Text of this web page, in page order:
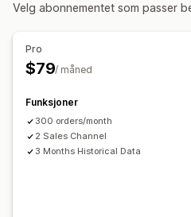
Lageroppdateringer
Automatisk synkronisering av data
Transaksjoner
Utbetalinger
Lagerbeholdning og produkt
Synkronisering av
Planlagt
Automatiserte varsler
Varsler om lav lagerbeholdning
Sanntidssynkronisering
Velg abonnementet som passer
Pro
$79/ måned
Funksjoner
300 orders/month
2 Sales Channel
3 Months Historical Data